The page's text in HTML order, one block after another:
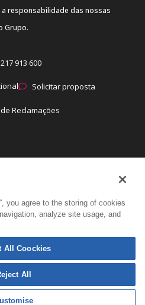
responsabilidade das nossas
Grupo.
913 600
Solicitar proposta
Reclamações
|Direitos dos titulares|Como tratamos
you agree to the storing of cookies
analyze site usage, and
All Coockies
All